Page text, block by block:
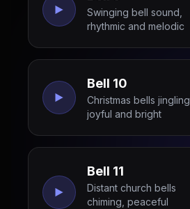
Swinging bell sound,
rhythmic and melodic
Bell 10
Christmas bells jingling,
joyful and bright
Bell 11
Distant church bells
chiming, peaceful